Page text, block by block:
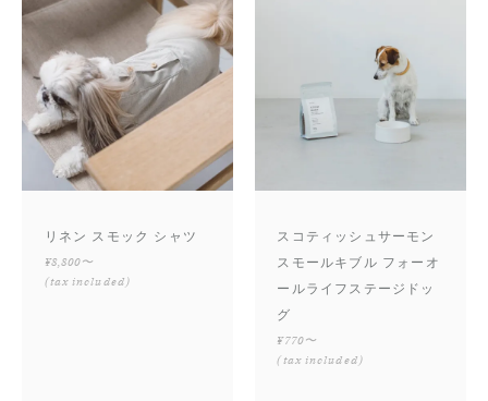
リネン スモック シャツ
¥8,800〜
(tax included)
スコティッシュサーモン
スモールキブル フォーオ
ールライフステージドッ
グ
¥770〜
(tax included)